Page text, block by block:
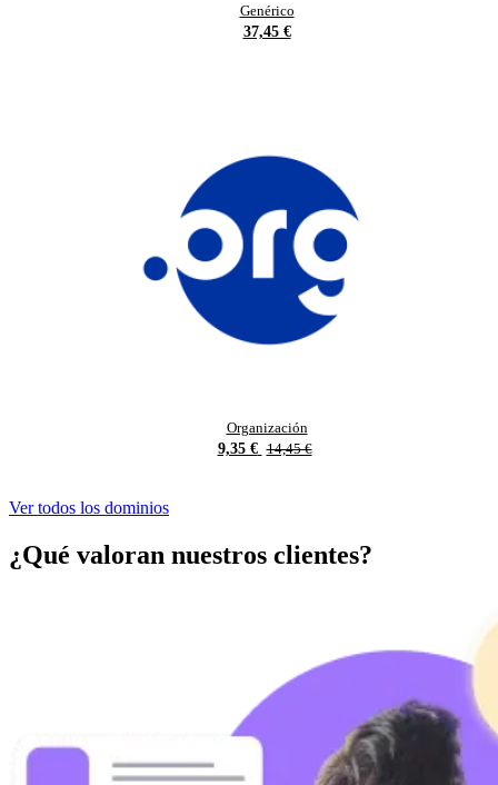
Genérico
37,45 €
Organización
9,35 € 14,45 €
Ver todos los dominios
¿Qué valoran nuestros clientes?